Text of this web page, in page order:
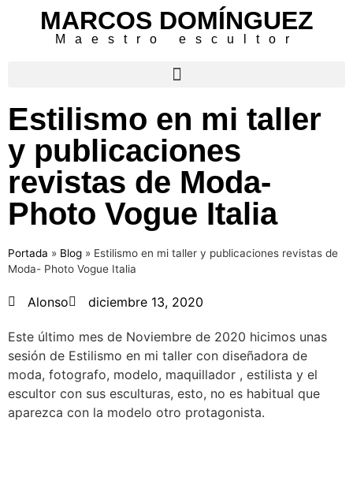
MARCOS DOMÍNGUEZ
Maestro escultor
Estilismo en mi taller
y publicaciones
revistas de Moda-
Photo Vogue Italia
Portada » Blog » Estilismo en mi taller y publicaciones revistas de
Moda- Photo Vogue Italia
Alonso diciembre 13, 2020
Este último mes de Noviembre de 2020 hicimos unas
sesión de Estilismo en mi taller con diseñadora de
moda, fotografo, modelo, maquillador , estilista y el
escultor con sus esculturas, esto, no es habitual que
aparezca con la modelo otro protagonista.